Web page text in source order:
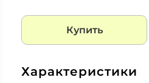
Купить
Характеристики